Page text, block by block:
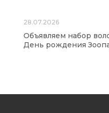
28.07.2026
Объявляем набор
День рождения